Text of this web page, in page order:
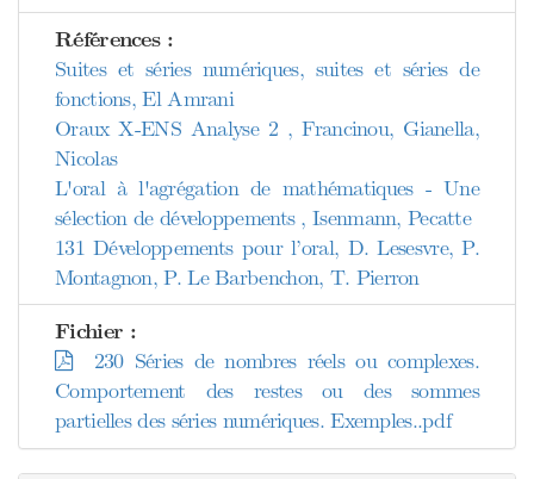
Références :
Suites et séries numériques, suites et séries de
fonctions, El Amrani
Oraux X-ENS Analyse 2 , Francinou, Gianella,
Nicolas
L'oral à l'agrégation de mathématiques - Une
sélection de développements , Isenmann, Pecatte
131 Développements pour l’oral, D. Lesesvre, P.
Montagnon, P. Le Barbenchon, T. Pierron
Fichier :
230 Séries de nombres réels ou complexes.
Comportement des restes ou des sommes
partielles des séries numériques. Exemples..pdf